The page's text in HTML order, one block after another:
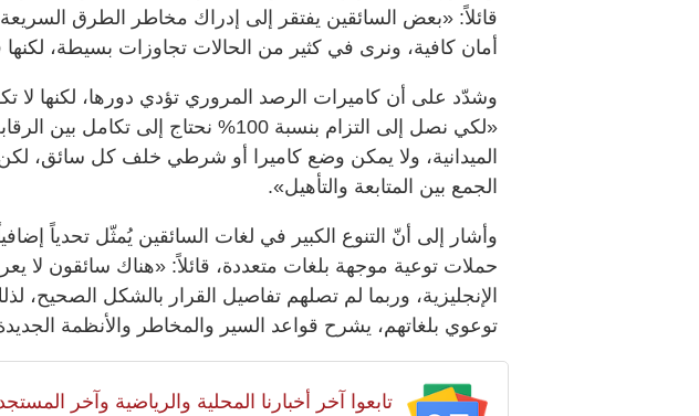
قائلاً: «بعض السائقين يفتقر إلى إدراك مخاطر الطرق
أمان كافية، ونرى في كثير من الحالات تجاوزات بسيطة،
وشدّد على أن كاميرات الرصد المروري تؤدي دورها، لكنها لا
«لكي نصل إلى التزام بنسبة 100% نحتاج إلى
الميدانية، ولا يمكن وضع كاميرا أو شرطي خلف كل سائق،
الجمع بين المتابعة والتأهيل».
وأشار إلى أنّ التنوع الكبير في لغات السائقين يُمثّل تحدياً
حملات توعية موجهة بلغات متعددة، قائلاً: «هناك سائقون لا
الإنجليزية، وربما لم تصلهم تفاصيل القرار بالشكل الصحيح،
توعوي بلغاتهم، يشرح قواعد السير والمخاطر والأنظمة
تابعوا آخر أخبارنا المحلية والرياضية وآخر